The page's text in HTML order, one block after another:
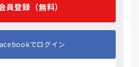
員登録（無料）
でログイン